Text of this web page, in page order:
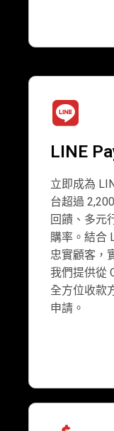
LINE
立即成為
台超過
回饋、多元
購率。結合
忠實顧客，
我們提供從
全方位收款
申請。